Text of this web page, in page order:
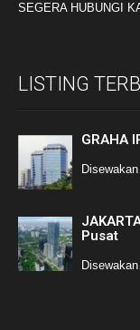
SEGERA HUBUNGI
LISTING
GRAHA
Pusat